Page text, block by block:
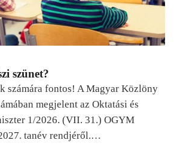
szünet?
számára fontos! A Magyar Közlöny
megjelent az Oktatási és
1/2026. (VII. 31.) OGYM
tanév rendjéről.…